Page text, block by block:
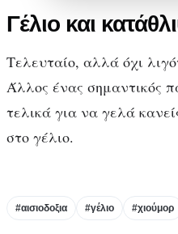
Γέλιο και
Τελευταίο, αλλά όχι
Άλλος ένας σημαντικός
τελικά για να γελά
στο γέλιο.
#αισιοδοξια #γέλιο #χιούμορ